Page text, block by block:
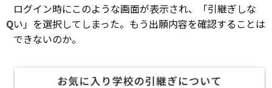
Q
ログイン時にこのような画面が表示され、「引継ぎしな
い」を選択してしまった。もう出願内容を確認することは
できないのか。